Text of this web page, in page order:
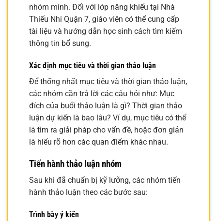
nhóm mình. Đối với lớp năng khiếu tại Nhà
Thiếu Nhi Quận 7, giáo viên có thể cung cấp
tài liệu và hướng dẫn học sinh cách tìm kiếm
thông tin bổ sung.
Xác định mục tiêu và thời gian thảo luận
Để thống nhất mục tiêu và thời gian thảo luận,
các nhóm cần trả lời các câu hỏi như: Mục
đích của buổi thảo luận là gì? Thời gian thảo
luận dự kiến là bao lâu? Ví dụ, mục tiêu có thể
là tìm ra giải pháp cho vấn đề, hoặc đơn giản
là hiểu rõ hơn các quan điểm khác nhau.
Tiến hành thảo luận nhóm
Sau khi đã chuẩn bị kỹ lưỡng, các nhóm tiến
hành thảo luận theo các bước sau:
Trình bày ý kiến